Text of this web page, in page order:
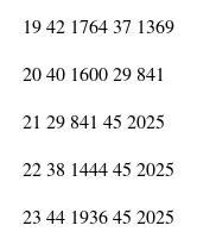
19 42 1764 37 1369
20 40 1600 29 841
21 29 841 45 2025
22 38 1444 45 2025
23 44 1936 45 2025